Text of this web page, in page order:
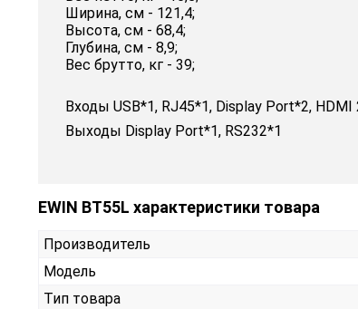
Ширина, см - 121,4;
Высота, см - 68,4;
Глубина, см - 8,9;
Вес брутто, кг - 39;
Входы USB*1, RJ45*1, Display Port*2, HDMI
Выходы Display Port*1, RS232*1
EWIN BT55L характеристики товара
Производитель
Модель
Тип товара